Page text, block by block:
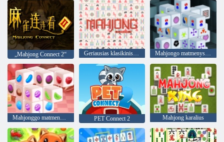
„Mahjong Connect 2“ Geriausias klasikinis Mahjongas Mahjongo matmenys 15 minučių
Mahjonggo matmenys saldainiai PET Connect 2 Mahjong karalius